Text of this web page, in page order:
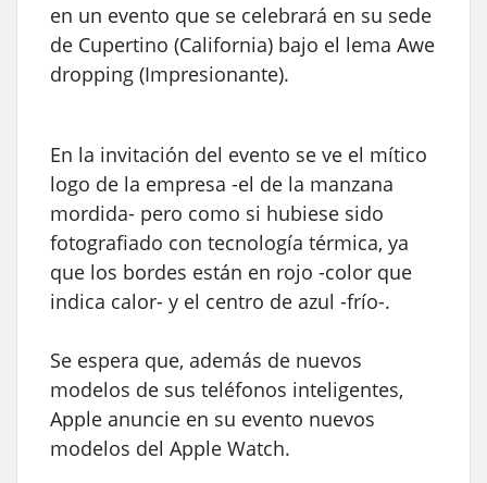
en un evento que se celebrará en su sede
de Cupertino (California) bajo el lema Awe
dropping (Impresionante).
En la invitación del evento se ve el mítico
logo de la empresa -el de la manzana
mordida- pero como si hubiese sido
fotografiado con tecnología térmica, ya
que los bordes están en rojo -color que
indica calor- y el centro de azul -frío-.
Se espera que, además de nuevos
modelos de sus teléfonos inteligentes,
Apple anuncie en su evento nuevos
modelos del Apple Watch.